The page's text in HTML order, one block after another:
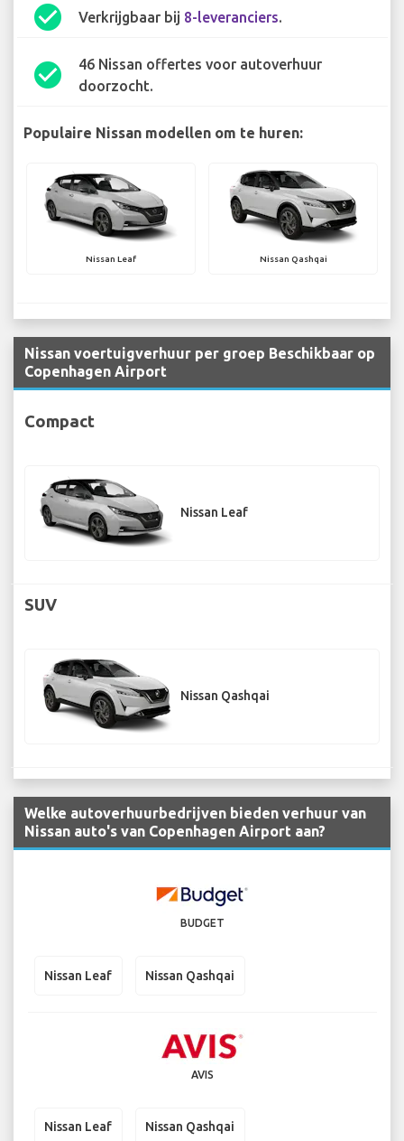
check_circle Verkrijgbaar bij 8-leveranciers.
check_circle
46 Nissan offertes voor autoverhuur
doorzocht.
Populaire Nissan modellen om te huren:
Nissan Leaf Nissan Qashqai
Nissan voertuigverhuur per groep Beschikbaar op
Copenhagen Airport
Compact
Nissan Leaf
SUV
Nissan Qashqai
Welke autoverhuurbedrijven bieden verhuur van
Nissan auto's van Copenhagen Airport aan?
BUDGET
Nissan Leaf Nissan Qashqai
AVIS
Nissan Leaf Nissan Qashqai